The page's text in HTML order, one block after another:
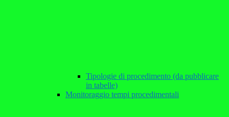
Tipologie di procedimento (da pubblicare
in tabelle)
Monitoraggio tempi procedimentali